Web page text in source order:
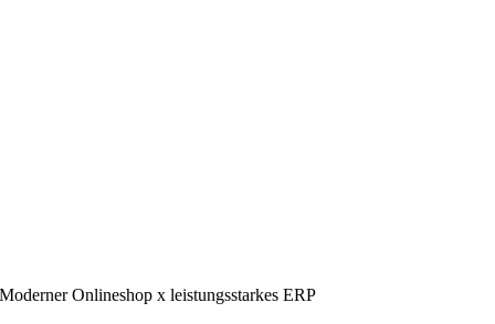
Moderner Onlineshop x leistungsstarkes ERP